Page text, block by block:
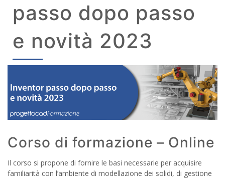
passo dopo passo
e novità 2023
Corso di formazione – Online
Il corso si propone di fornire le basi necessarie per acquisire
familiarità con l’ambiente di modellazione dei solidi, di gestione